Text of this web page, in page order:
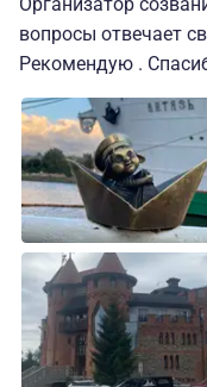
Отель «Маяк»
3*
(центральная
часть города)
Организатор
вопросы отвечает
Рекомендую .